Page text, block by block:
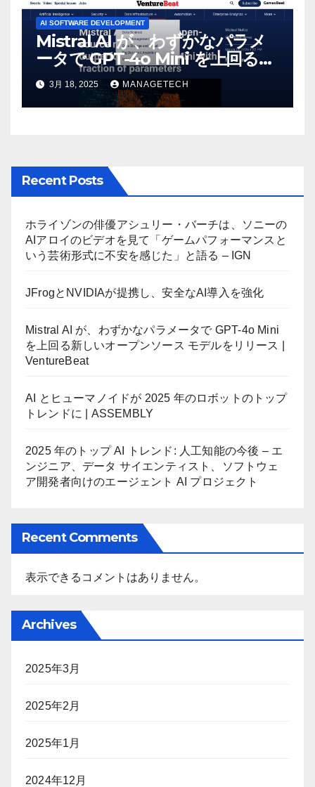
AI SOFTWARE DEVELOPMENT
Mistral AI が、わずかなパラメ
ータで GPT-4o Mini を上回る新
しいオープンソース モデルをリ
リース | VentureBeat
3月 18, 2025 MANAGETECH
Recent Posts
ホライゾンの俳優アシュリー・バーチは、ソニーの
AIアロイのビデオを見て「ゲームパフォーマンスと
いう芸術形式に不安を感じた」と語る – IGN
JFrogとNVIDIAが提携し、安全なAI導入を強化
Mistral AI が、わずかなパラメータで GPT-4o Mini
を上回る新しいオープンソース モデルをリリース |
VentureBeat
AI とヒューマノイドが 2025 年のロボットのトップ
トレンドに | ASSEMBLY
2025 年のトップ AI トレンド: 人工知能の今後 – エ
ンジニア、データ サイエンティスト、ソフトウェ
ア開発者向けのエージェント AI プロジェクト
Recent Comments
表示できるコメントはありません。
Archives
2025年3月
2025年2月
2025年1月
2024年12月